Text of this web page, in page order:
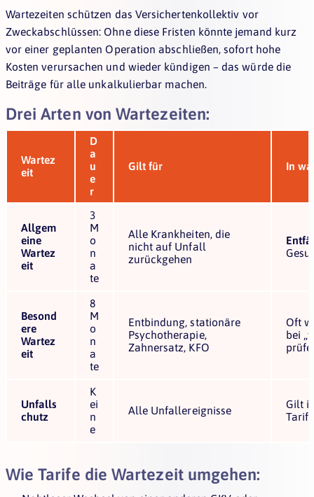
Wartezeiten schützen das Versichertenkollektiv vor
Zweckabschlüssen: Ohne diese Fristen könnte jemand kurz
vor einer geplanten Operation abschließen, sofort hohe
Kosten verursachen und wieder kündigen – das würde die
Beiträge für alle unkalkulierbar machen.
Drei Arten von Wartezeiten:
Wartez
eit
D
a
u
e
r
Gilt für In
Allgem
eine
Wartez
eit
3
M
o
n
a
te
Alle Krankheiten, die
nicht auf Unfall
zurückgehen
Besond
ere
Wartez
eit
8
M
o
n
a
te
Entbindung, stationäre
Psychotherapie,
Zahnersatz, KFO
Oft
bei
Unfalls
chutz
K
ei
n
e
Alle Unfallereignisse
Gilt
Wie Tarife die Wartezeit umgehen: